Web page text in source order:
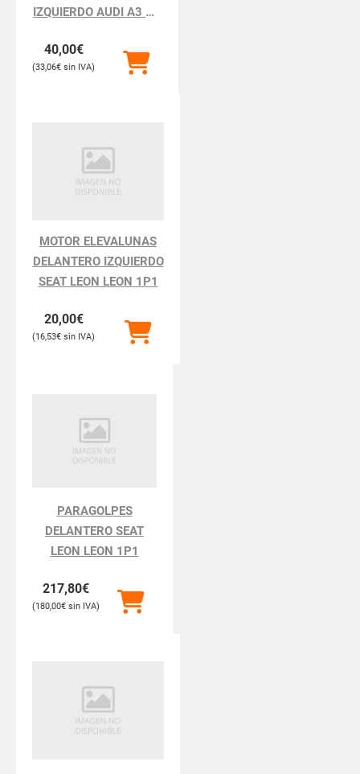
IZQUIERDO AUDI A3 A3
40,00€
33,06€
MOTOR ELEVALUNAS
DELANTERO IZQUIERDO
SEAT LEON LEON 1P1
20,00€
16,53€
PARAGOLPES
DELANTERO SEAT
LEON LEON 1P1
217,80€
180,00€